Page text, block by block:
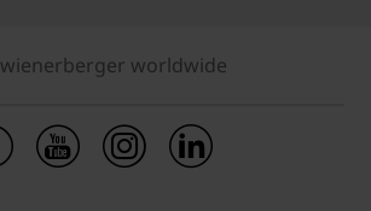
wienerberger worldwide